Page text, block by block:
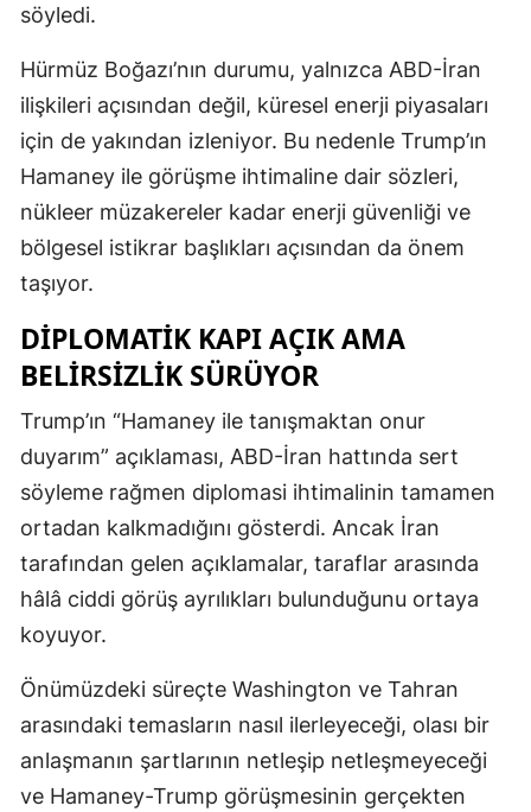
söyledi.
Hürmüz Boğazı’nın durumu, yalnızca ABD-İran
ilişkileri açısından değil, küresel enerji piyasaları
için de yakından izleniyor. Bu nedenle Trump’ın
Hamaney ile görüşme ihtimaline dair sözleri,
nükleer müzakereler kadar enerji güvenliği ve
bölgesel istikrar başlıkları açısından da önem
taşıyor.
DIPLOMATIK KAPI AÇIK AMA
BELIRSIZLIK SÜRÜYOR
Trump’ın “Hamaney ile tanışmaktan onur
duyarım” açıklaması, ABD-İran hattında sert
söyleme rağmen diplomasi ihtimalinin tamamen
ortadan kalkmadığını gösterdi. Ancak İran
tarafından gelen açıklamalar, taraflar arasında
hâlâ ciddi görüş ayrılıkları bulunduğunu ortaya
koyuyor.
Önümüzdeki süreçte Washington ve Tahran
arasındaki temasların nasıl ilerleyeceği, olası bir
anlaşmanın şartlarının netleşip netleşmeyeceği
ve Hamaney-Trump görüşmesinin gerçekten